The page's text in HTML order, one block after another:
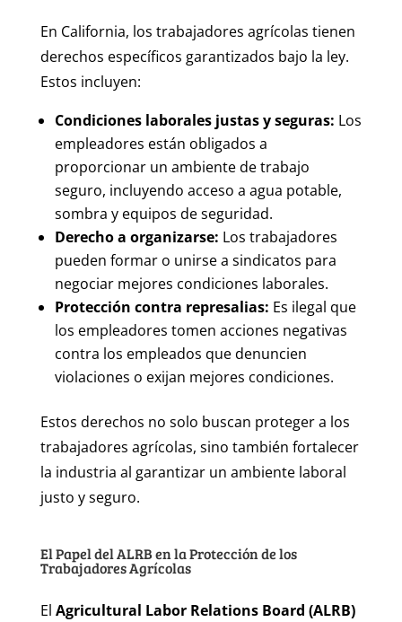
En California, los trabajadores agrícolas tienen
derechos específicos garantizados bajo la ley.
Estos incluyen:
Condiciones laborales justas y seguras: Los
empleadores están obligados a
proporcionar un ambiente de trabajo
seguro, incluyendo acceso a agua potable,
sombra y equipos de seguridad.
Derecho a organizarse: Los trabajadores
pueden formar o unirse a sindicatos para
negociar mejores condiciones laborales.
Protección contra represalias: Es ilegal que
los empleadores tomen acciones negativas
contra los empleados que denuncien
violaciones o exijan mejores condiciones.
Estos derechos no solo buscan proteger a los
trabajadores agrícolas, sino también fortalecer
la industria al garantizar un ambiente laboral
justo y seguro.
El Papel del ALRB en la Protección de los
Trabajadores Agrícolas
El Agricultural Labor Relations Board (ALRB)